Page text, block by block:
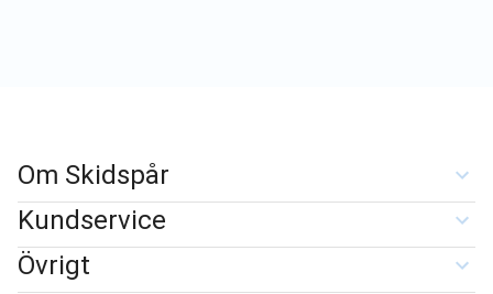
Om Skidspår
Kundservice
Övrigt